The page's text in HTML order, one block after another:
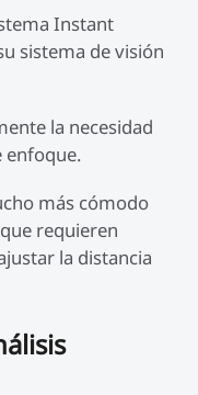
Instant
sistema de visión
la necesidad
enfoque.
más cómodo
requieren
la distancia